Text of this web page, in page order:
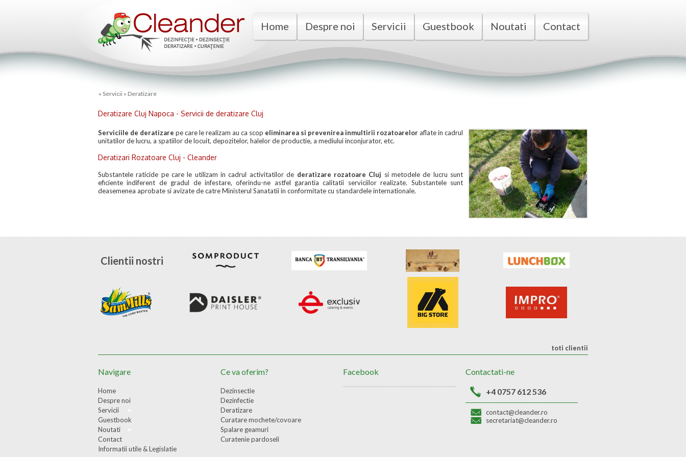
Home Despre noi Servicii Guestbook Noutati Contact
» Servicii » Deratizare
Deratizare Cluj Napoca - Servicii de deratizare Cluj
Serviciile de deratizare pe care le realizam au ca scop eliminarea si prevenirea inmultirii rozatoareloraflate in cadrul
unitatilor de lucru, a spatiilor de locuit, depozitelor, halelor de productie, a mediului inconjurator, etc.
Deratizari Rozatoare Cluj - Cleander
Substantele raticide pe care le utilizam in cadrul activitatilor de deratizare rozatoare Cluj si metodele de lucru sunt
eficiente indiferent de gradul de infestare, oferindu-ne astfel garantia calitatii serviciilor realizate. Substantele sunt
deasemenea aprobate si avizate de catre Ministerul Sanatatii in conformitate cu standardele internationale.
Clientii nostri
toti clientii
Navigare
Home
Despre noi
Servicii
Guestbook
Noutati
Contact
Informatii utile & Legislatie
Ce va oferim?
Dezinsectie
Dezinfectie
Deratizare
Curatare mochete/covoare
Spalare geamuri
Curatenie pardoseli
Facebook Contactati-ne
+4 0757 612 536
contact@cleander.ro
secretariat@cleander.ro